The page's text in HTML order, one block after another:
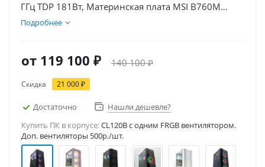
ГГц TDP 181Вт, Материнская плата MSI B760M
BOMBER WIFI D5, Видеокарта RTX 3050 8Гб, Память
Подробнее
от 119 100 ₽ 140 100 ₽
Скидка 21 000 ₽
Достаточно
Нашли дешевле?
Купить ПК в корпусе:CL120B c одним FRGB вентилятором.
Доп. вентиляторы 500р./шт.